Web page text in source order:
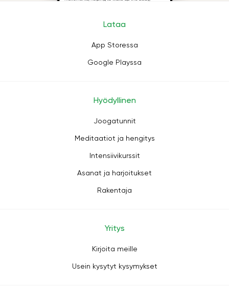
Lataa
App Storessa
Google Playssa
Hyödyllinen
Joogatunnit
Meditaatiot ja hengitys
Intensiivikurssit
Asanat ja harjoitukset
Rakentaja
Yritys
Kirjoita meille
Usein kysytyt kysymykset